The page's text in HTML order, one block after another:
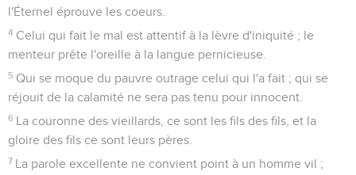
l'Éternel éprouve les coeurs.
4 Celui qui fait le mal est attentif à la lèvre d'iniquité ; le
menteur prête l'oreille à la langue pernicieuse.
5 Qui se moque du pauvre outrage celui qui l'a fait ; qui se
réjouit de la calamité ne sera pas tenu pour innocent.
6 La couronne des vieillards, ce sont les fils des fils, et la
gloire des fils ce sont leurs pères.
7 La parole excellente ne convient point à un homme vil ;